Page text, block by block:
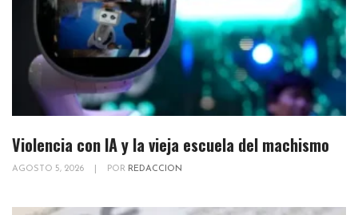
Violencia con IA y la vieja escuela del machismo
AGOSTO 5, 2026 POR REDACCION